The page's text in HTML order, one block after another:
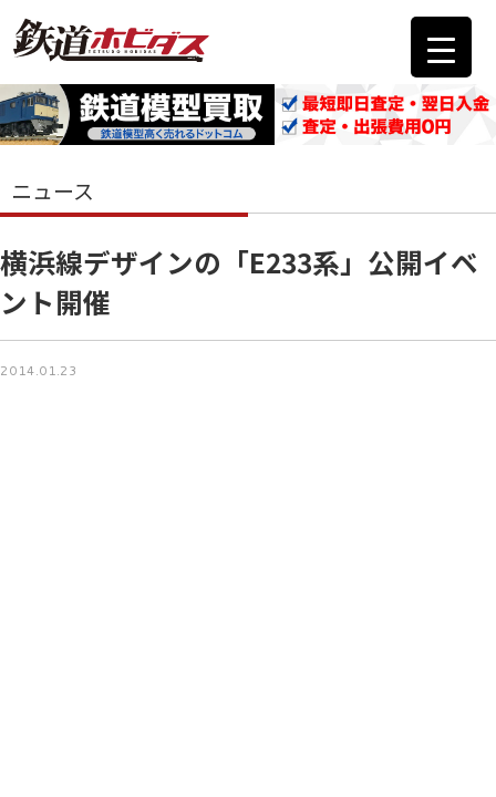
ニュース
横浜線デザインの「E233系」公開イベ
ント開催
2014.01.23